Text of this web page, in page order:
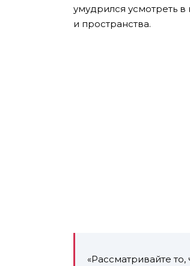
умудрился усмотреть
и пространства.
«Рассматривайте